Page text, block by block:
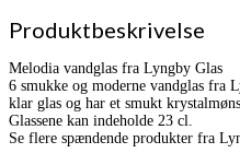
Produktbeskrivelse
Melodia vandglas fra Lyngby Glas
6 smukke og moderne vandglas fra
klar glas og har et smukt
Glassene kan indeholde 23 cl.
Se flere spændende produkter fra